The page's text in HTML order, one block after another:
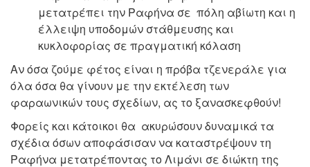
μετατρέπει την Ραφήνα σε πόλη αβίωτη και η
έλλειψη υποδομών στάθμευσης και
κυκλοφορίας σε πραγματική κόλαση
Αν όσα ζούμε φέτος είναι η πρόβα τζενεράλε για
όλα όσα θα γίνουν με την εκτέλεση των
φαραωνικών τους σχεδίων, ας το ξανασκεφθούν!
Φορείς και κάτοικοι θα ακυρώσουν δυναμικά τα
σχέδια όσων αποφάσισαν να καταστρέψουν τη
Ραφήνα μετατρέποντας το Λιμάνι σε διώκτη της